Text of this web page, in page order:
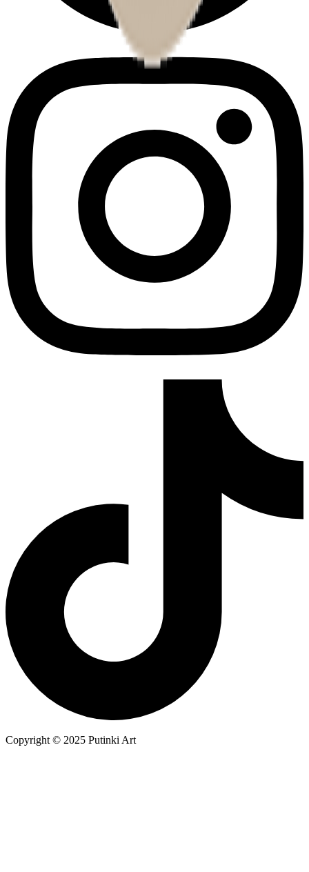
Copyright © 2025 Putinki Art